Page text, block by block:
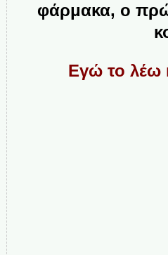
φάρμακα, ο
Εγώ το λέω